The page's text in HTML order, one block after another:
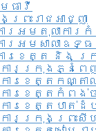
ធាវី​
រះរាជអាជ្ញា
ារអមតុលាការ
ារអមសាលាឧទ្
ារខេត្ត និង ក្
ារក្រុងភ្នំពេ
ារខេត្តកណ្តា
ារខេត្តកំពង់ច
ារខេត្តបាត់ដំ
ារ​ក្រុងព្រះសី